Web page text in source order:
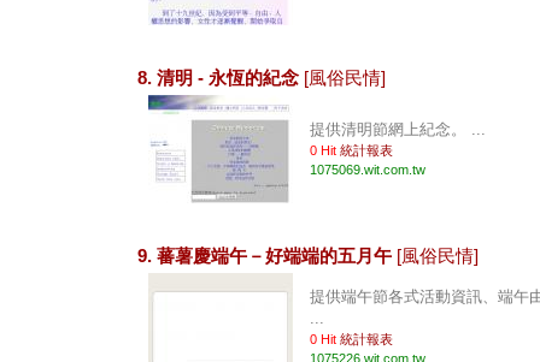
8. 清明 - 永恆的紀念 [風俗民情]
提供清明節網上紀念。 ...
0 Hit 統計報表
1075069.wit.com.tw
9. 蕃薯慶端午－好端端的五月午 [風俗民情]
提供端午節各式活動資訊、端午
...
0 Hit 統計報表
1075226.wit.com.tw